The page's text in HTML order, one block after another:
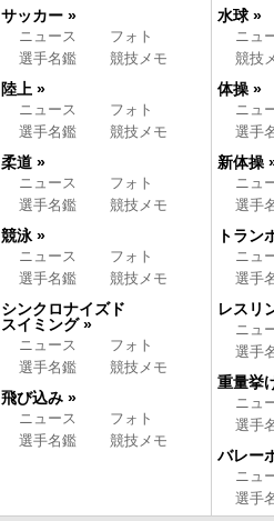
サッカー »
ニュース
フォト
選手名鑑
競技メモ
陸上 »
ニュース
フォト
選手名鑑
競技メモ
柔道 »
ニュース
フォト
選手名鑑
競技メモ
競泳 »
ニュース
フォト
選手名鑑
競技メモ
シンクロナイズド
スイミング »
ニュース
フォト
選手名鑑
競技メモ
飛び込み »
ニュース
フォト
選手名鑑
競技メモ
水球 »
ニュ
競技
体操 »
ニュ
選手
新体操
ニュ
選手
トラン
ニュ
選手
レスリ
ニュ
選手
重量挙
ニュ
選手
バレー
ニュ
選手